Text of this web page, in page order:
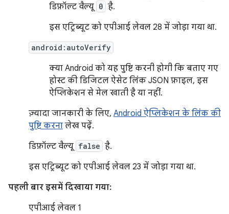
डिफ़ॉल्ट वैल्यू 0 है.
इस एट्रिब्यूट को एपीआई लेवल 28 में जोड़ा गया था.
android:autoVerify
क्या Android को यह पुष्टि करनी होगी कि बताए गए
होस्ट की डिजिटल ऐसेट लिंक JSON फ़ाइल, इस
ऐप्लिकेशन से मेल खाती है या नहीं.
ज़्यादा जानकारी के लिए, Android ऐप्लिकेशन के लिंक की
पुष्टि करना लेख पढ़ें.
डिफ़ॉल्ट वैल्यू false है.
इस एट्रिब्यूट को एपीआई लेवल 23 में जोड़ा गया था.
पहली बार इसमें दिखाया गया:
एपीआई लेवल 1